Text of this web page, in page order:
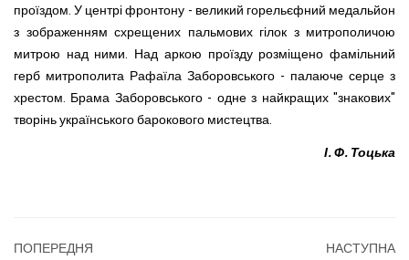
проїздом. У центрі фронтону - великий горельєфний медальйон
з зображенням схрещених пальмових гілок з митрополичою
митрою над ними. Над аркою проїзду розміщено фамільний
герб митрополита Рафаїла Заборовського - палаюче серце з
хрестом. Брама Заборовського - одне з найкращих "знакових"
творінь українського барокового мистецтва.
І. Ф. Тоцька
ПОПЕРЕДНЯ НАСТУПНА